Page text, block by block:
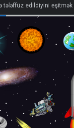
tələffüz edildiyini